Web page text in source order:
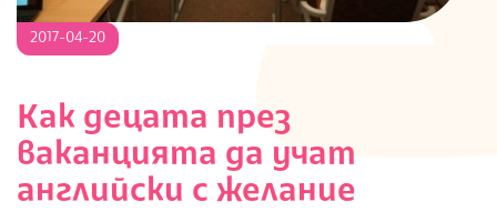
2017-
2017-04-20
Как децата през
ваканцията да учат
английски с желание